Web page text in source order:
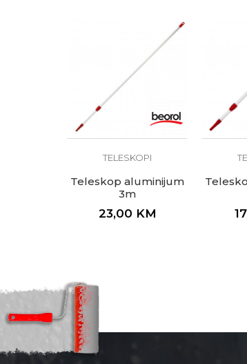
TELESKOPI
Teleskop aluminijum
3m
23,00 KM